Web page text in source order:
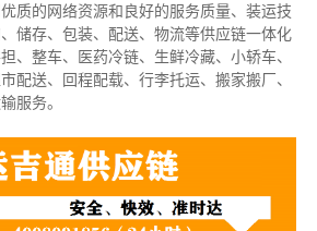
质的网络资源和良好的服务质量、装运技
储存、包装、配送、物流等供应链一体化
、整车、医药冷链、生鲜冷藏、小轿车、
配送、回程配载、行李托运、搬家搬厂、
服务。